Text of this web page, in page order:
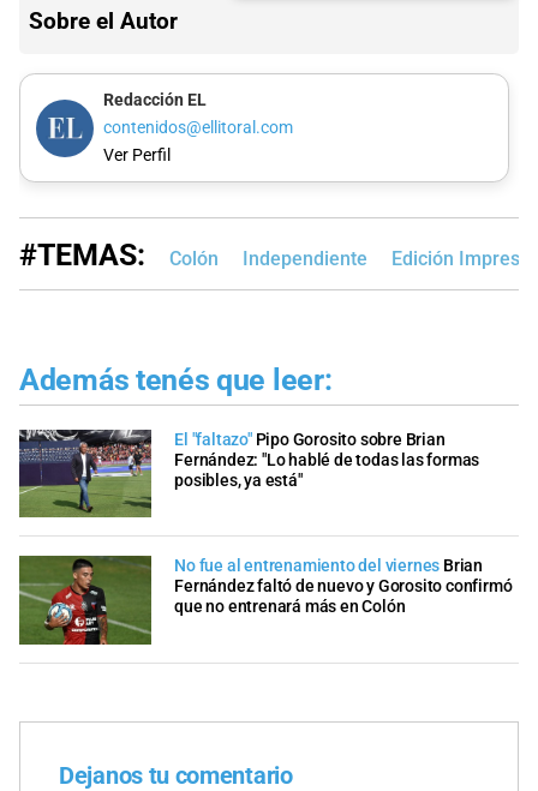
Sobre el Autor
Redacción EL
contenidos@ellitoral.com
Ver Perfil
#TEMAS: Colón Independiente Edición Impresa
Además tenés que leer:
El "faltazo" Pipo Gorosito sobre Brian
Fernández: "Lo hablé de todas las formas
posibles, ya está"
No fue al entrenamiento del viernes Brian
Fernández faltó de nuevo y Gorosito confirmó
que no entrenará más en Colón
Dejanos tu comentario